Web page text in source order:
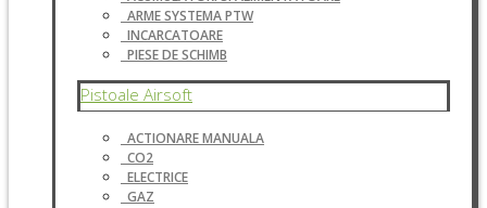
ARME SYSTEMA PTW
INCARCATOARE
PIESE DE SCHIMB
Pistoale Airsoft
ACTIONARE MANUALA
CO2
ELECTRICE
GAZ